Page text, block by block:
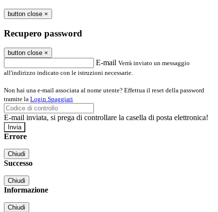
button close ×
Recupero password
button close ×
E-mail Verrà inviato un messaggio
all'indirizzo indicato con le istruzioni necessarie.
Non hai una e-mail associata al nome utente? Effettua il reset della password
tramite la Login Spaggiari
E-mail inviata, si prega di controllare la casella di posta elettronica!
Errore
Chiudi
Successo
Chiudi
Informazione
Chiudi